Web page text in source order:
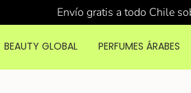
Envío gratis a todo Chile
BEAUTY GLOBAL PERFUMES ÁRABES